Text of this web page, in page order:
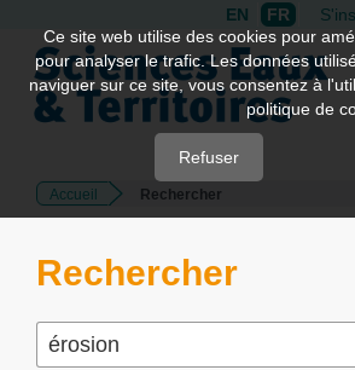
Quick
jump
page
Main
Content
EN FR
Accueil Rechercher
Rechercher
Ce site web utilise des cookies pour
pour analyser le trafic. Les données
naviguer sur ce site, vous consentez à
politique de
Refuser